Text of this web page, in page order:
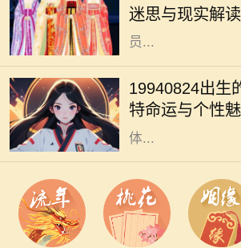
迷思与现实解读
的思考与讨论。它
员...
19940824出生
特命运与个性
1994年8月24日，
降生，承载着独
一天，由于其日
出生在这一天的人
体...